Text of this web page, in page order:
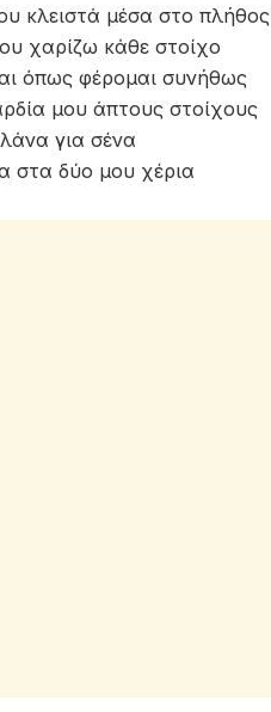
κλειστά μέσα στο πλήθος
χαρίζω κάθε στοίχο
όπως φέρομαι συνήθως
μου άπτους στοίχους
για σένα
στα δύο μου χέρια